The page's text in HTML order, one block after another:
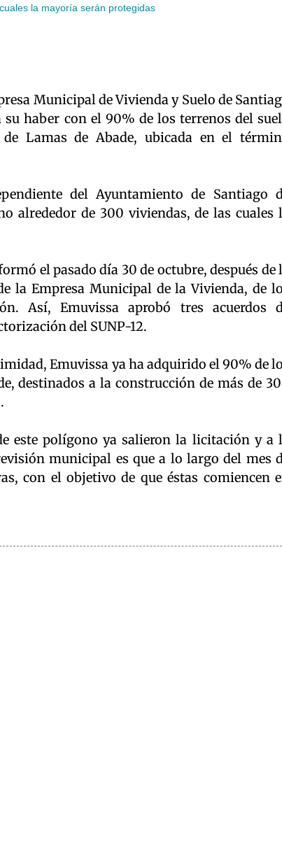
la mayoría serán protegidas
Municipal de Vivienda y Suelo de
su haber con el 90% de los terrenos del
Lamas de Abade, ubicada en el
del Ayuntamiento de Santiago
alrededor de 300 viviendas, de las cuales
el pasado día 30 de octubre, después de
la Empresa Municipal de la Vivienda, de
Así, Emuvissa aprobó tres acuerdos
del SUNP-12.
Emuvissa ya ha adquirido el 90% de
destinados a la construcción de más de
este polígono ya salieron la licitación y a
municipal es que a lo largo del mes
con el objetivo de que éstas comiencen